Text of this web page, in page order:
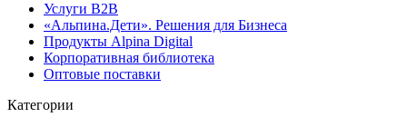
Услуги B2B
«Альпина.Дети». Решения для Бизнеса
Продукты Alpina Digital
Корпоративная библиотека
Оптовые поставки
Категории